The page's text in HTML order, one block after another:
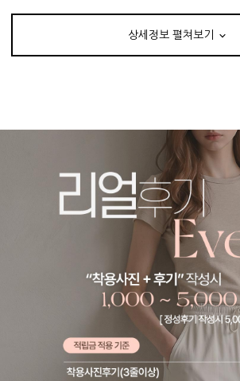
상세정보 펼쳐보기